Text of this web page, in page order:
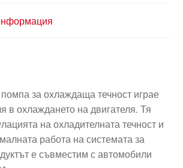
за охлаждаща течност играе
в охлаждането на двигателя. Тя
на охладителната течност и
работа на системата за
е съвместим с автомобили